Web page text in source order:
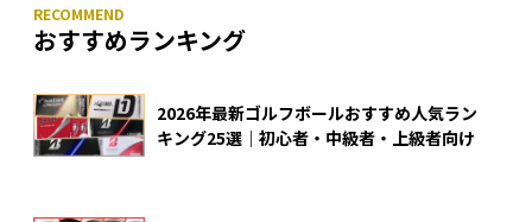
おすすめランキング
2026年最新ゴルフボールおすすめ人気ラン
キング25選｜初心者・中級者・上級者向け